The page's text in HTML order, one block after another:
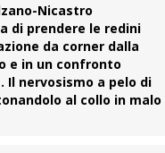
Nicastro
di prendere le redini
da corner dalla
e in un confronto
Il nervosismo a pelo di
al collo in malo